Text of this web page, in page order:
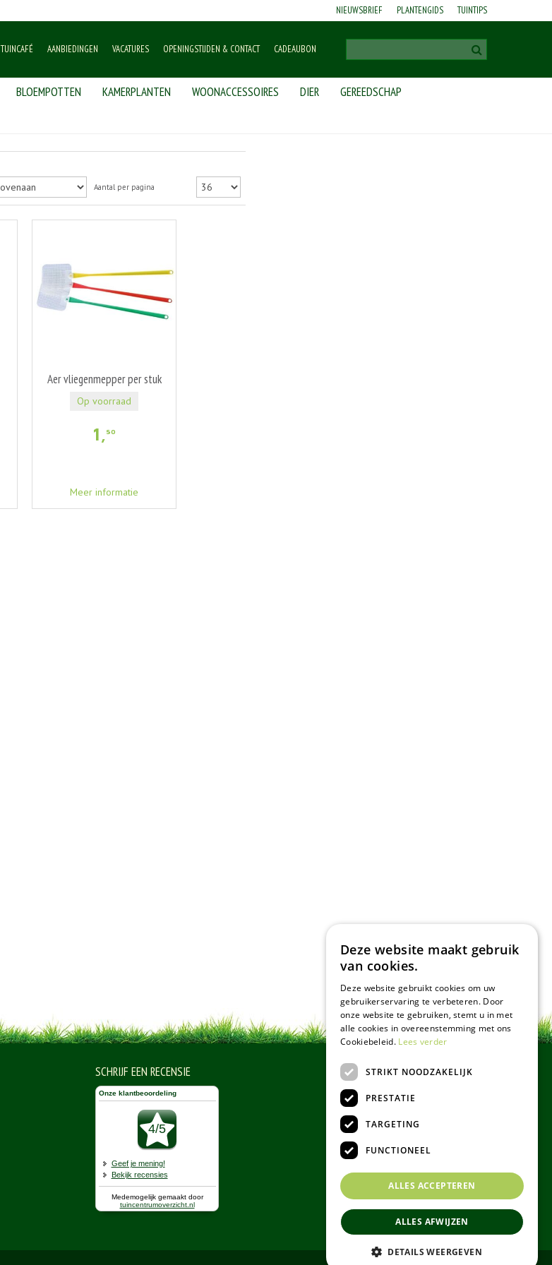
NIEUWSBRIEF PLANTENGIDS TUINTIPS
TUINCAFÉ AANBIEDINGEN VACATURES OPENINGSTIJDEN & CONTACT CADEAUBON
BLOEMPOTTEN KAMERPLANTEN WOONACCESSOIRES DIER
GEREEDSCHAP
Aantal per pagina
Aer vliegenmepper per stuk
1,50
Meer informatie
Op voorraad
SCHRIJF EEN RECENSIE
Deze website maakt gebruik
van cookies.
Deze website gebruikt cookies om uw
gebruikerservaring te verbeteren. Door
onze website te gebruiken, stemt u in met
alle cookies in overeenstemming met ons
Cookiebeleid. Lees verder
STRIKT NOODZAKELIJK
PRESTATIE
TARGETING
FUNCTIONEEL
ALLES ACCEPTEREN
ALLES AFWIJZEN
DETAILS WEERGEVEN